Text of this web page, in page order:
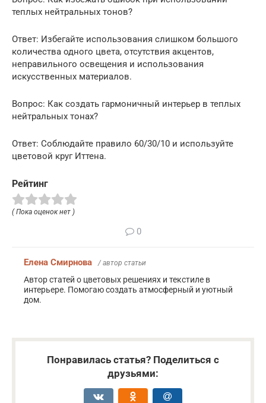
теплых нейтральных тонов?
Ответ: Избегайте использования слишком большого
количества одного цвета, отсутствия акцентов,
неправильного освещения и использования
искусственных материалов.
Вопрос: Как создать гармоничный интерьер в теплых
нейтральных тонах?
Ответ: Соблюдайте правило 60/30/10 и используйте
цветовой круг Иттена.
Рейтинг
( Пока оценок нет )
0
Елена Смирнова / автор статьи
Автор статей о цветовых решениях и текстиле в
интерьере. Помогаю создать атмосферный и уютный
дом.
Понравилась статья? Поделиться с
друзьями: